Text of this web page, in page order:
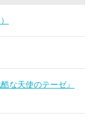
な天使のテーゼ』